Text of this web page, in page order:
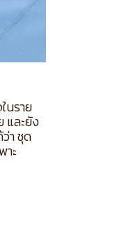
นราย
และยัง
า ชุด
ะ